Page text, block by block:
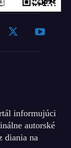
informujúci
autorské
diania na